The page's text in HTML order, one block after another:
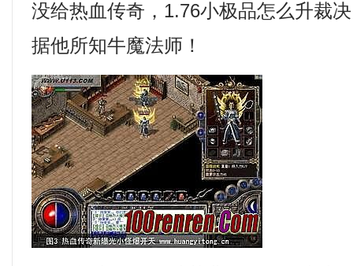
没给热血传奇，1.76小极品怎么升裁
据他所知牛魔法师！